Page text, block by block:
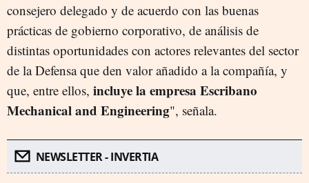
consejero delegado y de acuerdo con las buenas
prácticas de gobierno corporativo, de análisis de
distintas oportunidades con actores relevantes del sector
de la Defensa que den valor añadido a la compañía, y
que, entre ellos, incluye la empresa Escribano
Mechanical and Engineering", señala.
NEWSLETTER - INVERTIA